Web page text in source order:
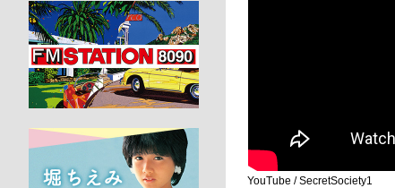
YouTube / SecretSociety1